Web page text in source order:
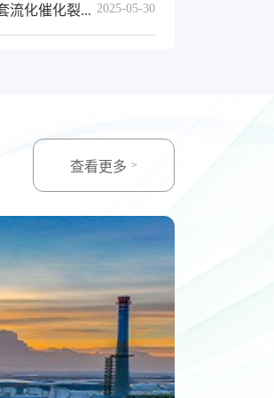
流化催化裂... 2025-05-30
查看更多